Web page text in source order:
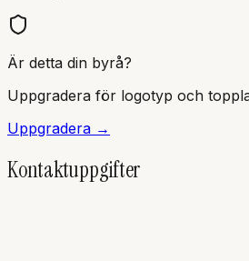
Är detta din byrå?
Uppgradera för logotyp och
Uppgradera →
Kontaktuppgifter